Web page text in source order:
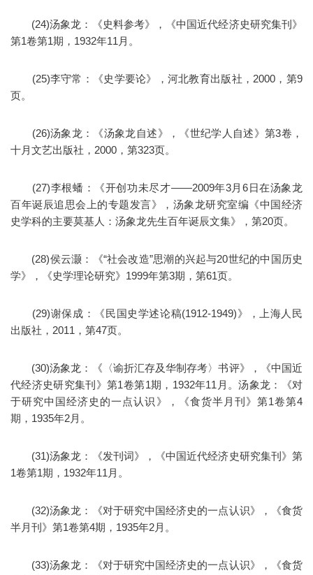
(24)汤象龙：《史料参考》，《中国近代经济史研究集刊》
第1卷第1期，1932年11月。
(25)李守常：《史学要论》，河北教育出版社，2000，第9
页。
(26)汤象龙：《汤象龙自述》，《世纪学人自述》第3卷，
十月文艺出版社，2000，第323页。
(27)李根蟠：《开创功未尽才——2009年3月6日在汤象龙
百年诞辰追思会上的专题发言》，汤象龙研究室编《中国经济
史学科的主要莫基人：汤象龙先生百年诞辰文集》，第20页。
(28)侯云灏：《“社会改造”思潮的兴起与20世纪的中国历史
学》，《史学理论研究》1999年第3期，第61页。
(29)谢保成：《民国史学述论稿(1912-1949)》，上海人民
出版社，2011，第47页。
(30)汤象龙：《〈谕折汇存及华制存考〉书评》，《中国近
代经济史研究集刊》第1卷第1期，1932年11月。汤象龙：《对
于研究中国经济史的一点认识》，《食货半月刊》第1卷第4
期，1935年2月。
(31)汤象龙：《发刊词》，《中国近代经济史研究集刊》第
1卷第1期，1932年11月。
(32)汤象龙：《对于研究中国经济史的一点认识》，《食货
半月刊》第1卷第4期，1935年2月。
(33)汤象龙：《对于研究中国经济史的一点认识》，《食货